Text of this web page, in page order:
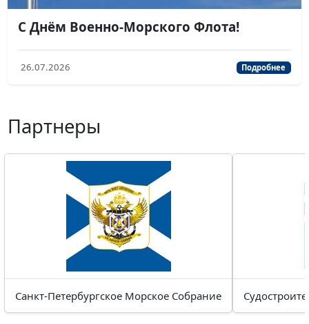
С Днём Военно‑Морского Флота!
26.07.2026 Подробнее
Партнеры
Санкт-Петербургское Морское Собрание